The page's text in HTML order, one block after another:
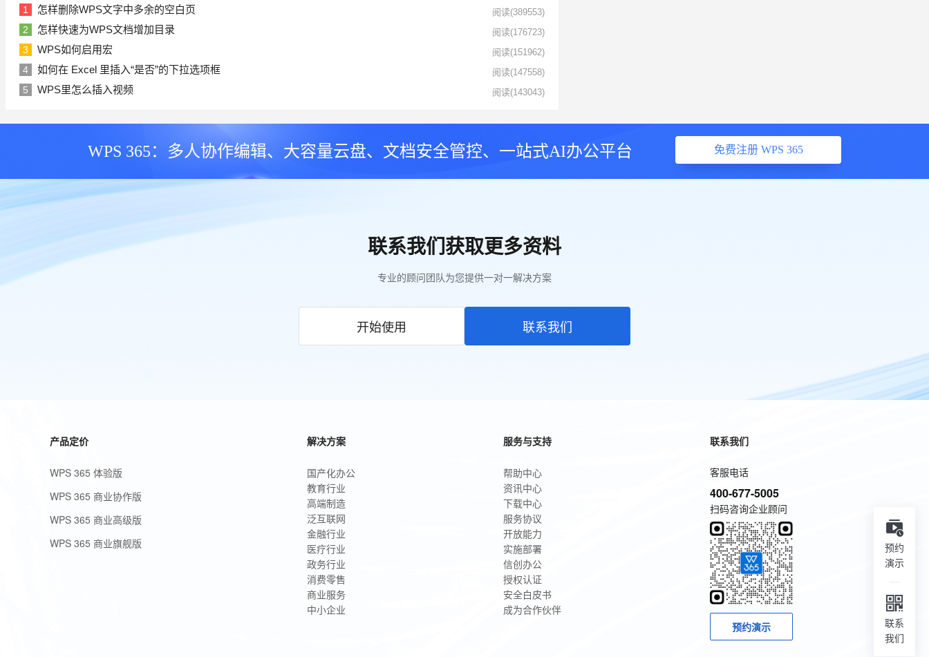
1 怎样删除WPS文字中多余的空白页 阅读(389553)
2 怎样快速为WPS文档增加目录 阅读(176723)
3 WPS如何启用宏 阅读(151962)
4 如何在 Excel 里插入“是否”的下拉选项框 阅读(147558)
5 WPS里怎么插入视频 阅读(143043)
WPS 365：多人协作编辑、大容量云盘、文档安全管控、一站式AI办公平台 免费注册 WPS 365
联系我们获取更多资料
专业的顾问团队为您提供一对一解决方案
开始使用 联系我们
产品定价
WPS 365 体验版
WPS 365 商业协作版
WPS 365 商业高级版
WPS 365 商业旗舰版
解决方案
国产化办公
教育行业
高端制造
泛互联网
金融行业
医疗行业
政务行业
消费零售
商业服务
中小企业
服务与支持
帮助中心
资讯中心
下载中心
服务协议
开放能力
实施部署
信创办公
授权认证
安全白皮书
成为合作伙伴
联系我们
客服电话
400-677-5005
扫码咨询企业顾问
预约演示
预约
演示
联系
我们